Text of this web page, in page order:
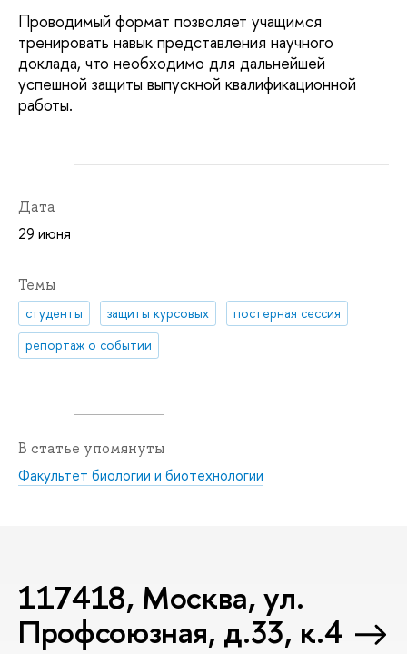
Проводимый формат позволяет учащимся
тренировать навык представления научного
доклада, что необходимо для дальнейшей
успешной защиты выпускной квалификационной
работы.
Дата
29 июня
Темы
студенты защиты курсовых
постерная сессия
репортаж о событии
В статье упомянуты
Факультет биологии и биотехнологии
117418, Москва, ул.
Профсоюзная, д.33, к.4